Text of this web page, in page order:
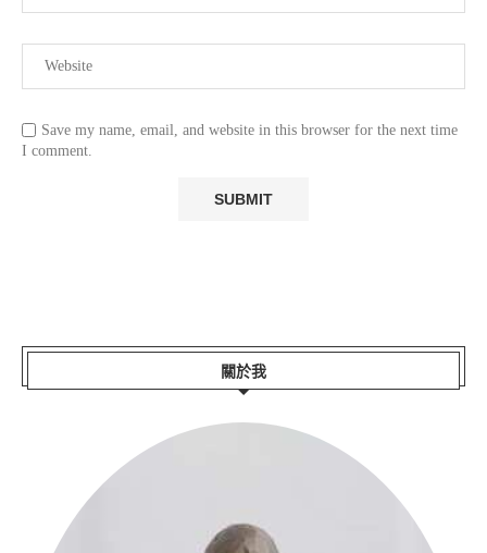
Save my name, email, and website in this browser for the next time
I comment.
關於我